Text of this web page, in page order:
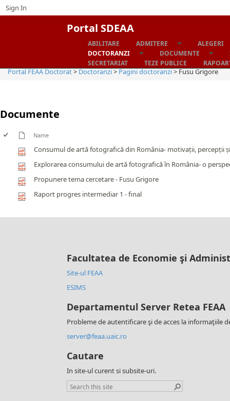
Sign In
Portal SDEAA
ABILITARE ADMITERE
ALEGERI
DOCTORANZI
DOCUMENTE
SECRETARIAT
TEZE PUBLICE
Home
Portal FEAA Doctorat>Doctoranzi>Pagini doctoranzi>Fusu Grigore
Documente
Name
Consumul de artă fotografică din România- motivații, percepții
Explorarea consumului de artă fotografică în România- o
Propunere tema cercetare - Fusu Grigore
Raport progres intermediar 1 - final
Facultatea de Economie şi
Site-ul FEAA
ESIMS
Departamentul Server Retea FEAA
Probleme de autentificare şi de acces la informaţiile
server@feaa.uaic.ro
Cautare
In site-ul curent si subsite-uri.